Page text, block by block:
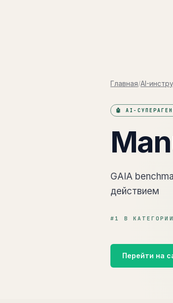
Главная/AI-
🤖 AI-
GAIA
действием
# 1 В КАТЕГОРИИ
Перейти на